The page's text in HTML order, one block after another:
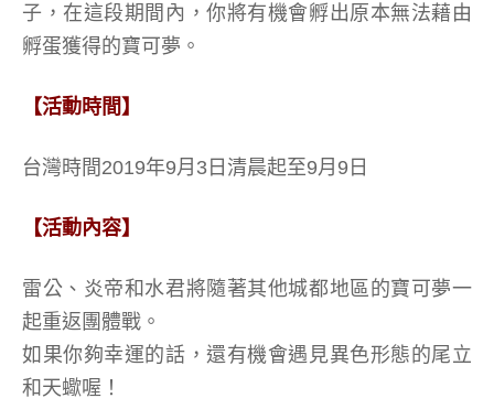
子，在這段期間內，你將有機會孵出原本無法藉由
孵蛋獲得的寶可夢。
【活動時間】
台灣時間2019年9月3日清晨起至9月9日
【活動內容】
雷公、炎帝和水君將隨著其他城都地區的寶可夢一
起重返團體戰。
如果你夠幸運的話，還有機會遇見異色形態的尾立
和天蠍喔！